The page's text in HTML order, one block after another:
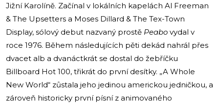
Jižní Karolíně. Začínal v lokálních kapelách Al Freeman
& The Upsetters a Moses Dillard & The Tex-Town
Display, sólový debut nazvaný prostě Peabo vydal v
roce 1976. Během následujících pěti dekád nahrál přes
dvacet alb a dvanáctkrát se dostal do žebříčku
Billboard Hot 100, třikrát do první desítky. „A Whole
New World“ zůstala jeho jedinou americkou jedničkou, a
zároveň historicky první písní z animovaného